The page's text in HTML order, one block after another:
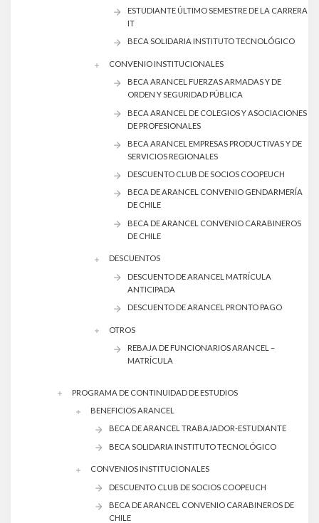
ESTUDIANTE ÚLTIMO SEMESTRE DE LA CARRERA
IT
BECA SOLIDARIA INSTITUTO TECNOLÓGICO
CONVENIO INSTITUCIONALES
BECA ARANCEL FUERZAS ARMADAS Y DE
ORDEN Y SEGURIDAD PÚBLICA
BECA ARANCEL DE COLEGIOS Y ASOCIACIONES
DE PROFESIONALES
BECA ARANCEL EMPRESAS PRODUCTIVAS Y DE
SERVICIOS REGIONALES
DESCUENTO CLUB DE SOCIOS COOPEUCH
BECA DE ARANCEL CONVENIO GENDARMERÍA
DE CHILE
BECA DE ARANCEL CONVENIO CARABINEROS
DE CHILE
DESCUENTOS
DESCUENTO DE ARANCEL MATRÍCULA
ANTICIPADA
DESCUENTO DE ARANCEL PRONTO PAGO
OTROS
REBAJA DE FUNCIONARIOS ARANCEL –
MATRÍCULA
PROGRAMA DE CONTINUIDAD DE ESTUDIOS
BENEFICIOS ARANCEL
BECA DE ARANCEL TRABAJADOR-ESTUDIANTE
BECA SOLIDARIA INSTITUTO TECNOLÓGICO
CONVENIOS INSTITUCIONALES
DESCUENTO CLUB DE SOCIOS COOPEUCH
BECA DE ARANCEL CONVENIO CARABINEROS DE
CHILE